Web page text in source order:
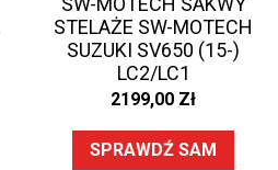
STELAŻE SW-MOTECH
SUZUKI SV650 (15-)
LC2/LC1
2199,00 Zł
SPRAWDŹ SAM